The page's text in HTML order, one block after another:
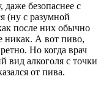
безопаснее с
(ну с разумной
после них обычно
никак. А вот пиво,
Но когда врач
вид алкоголя с точки
от пива.